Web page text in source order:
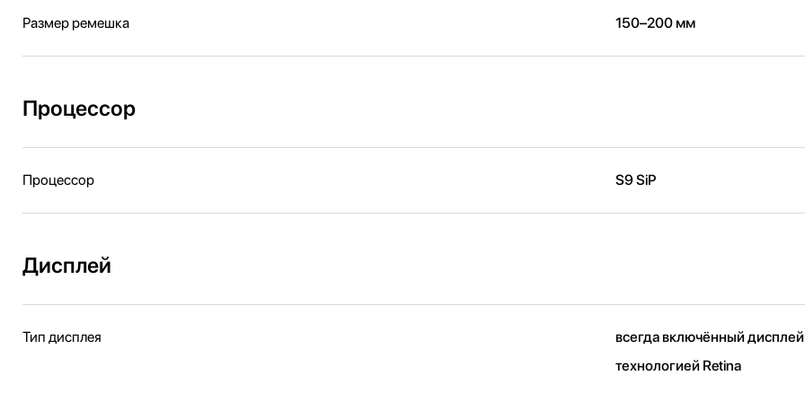
Размер ремешка 150–200 мм
Процессор
Процессор S9 SiP
Дисплей
Тип дисплея
всегда включённый дисплей
технологией Retina